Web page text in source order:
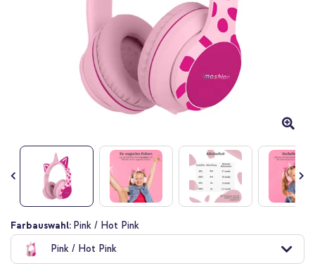
Zum
Anfang
Bildgalerie
Farbauswahl: Pink / Hot Pink
Pink / Hot Pink